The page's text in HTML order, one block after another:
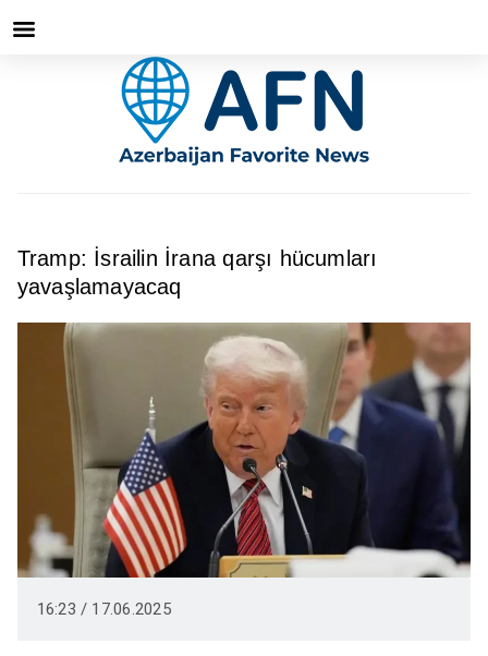
Tramp: İsrailin İrana qarşı hücumları
yavaşlamayacaq
16:23 / 17.06.2025